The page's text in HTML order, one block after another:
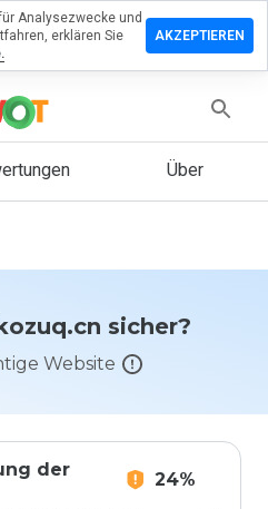
Über
sicher?
Website
der
24%
Analysezwecke und
erklären Sie
AKZEPTIEREN